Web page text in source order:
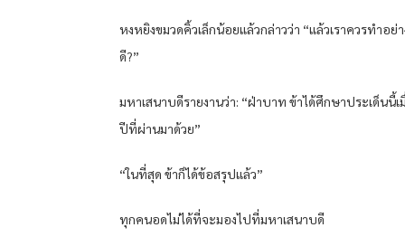
หงหยิงขมวดคิ้วเล็กน้อยแล้วกล่าวว่า “แล้วเราควรทำอย่า
ดี?”
มหาเสนาบดีรายงานว่า: “ฝ่าบาท ข้าได้ศึกษาประเด็นนี้
ปีที่ผ่านมาด้วย”
“ในที่สุด ข้าก็ได้ข้อสรุปแล้ว”
ทุกคนอดไม่ได้ที่จะมองไปที่มหาเสนาบดี